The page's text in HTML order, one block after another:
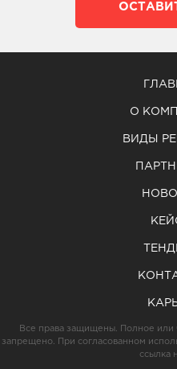
О
ВИДЫ
Все права защищены. Полное или
запрещено. При согласованном
ссылка